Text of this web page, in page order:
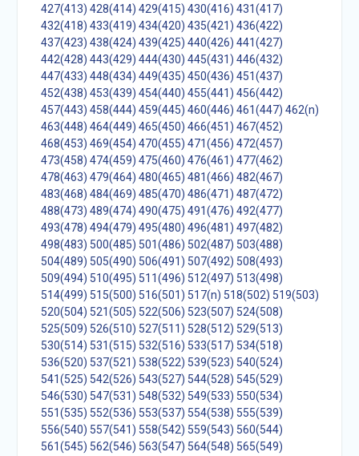
427(413) 428(414) 429(415) 430(416) 431(417)
432(418) 433(419) 434(420) 435(421) 436(422)
437(423) 438(424) 439(425) 440(426) 441(427)
442(428) 443(429) 444(430) 445(431) 446(432)
447(433) 448(434) 449(435) 450(436) 451(437)
452(438) 453(439) 454(440) 455(441) 456(442)
457(443) 458(444) 459(445) 460(446) 461(447) 462(n)
463(448) 464(449) 465(450) 466(451) 467(452)
468(453) 469(454) 470(455) 471(456) 472(457)
473(458) 474(459) 475(460) 476(461) 477(462)
478(463) 479(464) 480(465) 481(466) 482(467)
483(468) 484(469) 485(470) 486(471) 487(472)
488(473) 489(474) 490(475) 491(476) 492(477)
493(478) 494(479) 495(480) 496(481) 497(482)
498(483) 500(485) 501(486) 502(487) 503(488)
504(489) 505(490) 506(491) 507(492) 508(493)
509(494) 510(495) 511(496) 512(497) 513(498)
514(499) 515(500) 516(501) 517(n) 518(502) 519(503)
520(504) 521(505) 522(506) 523(507) 524(508)
525(509) 526(510) 527(511) 528(512) 529(513)
530(514) 531(515) 532(516) 533(517) 534(518)
536(520) 537(521) 538(522) 539(523) 540(524)
541(525) 542(526) 543(527) 544(528) 545(529)
546(530) 547(531) 548(532) 549(533) 550(534)
551(535) 552(536) 553(537) 554(538) 555(539)
556(540) 557(541) 558(542) 559(543) 560(544)
561(545) 562(546) 563(547) 564(548) 565(549)